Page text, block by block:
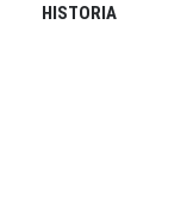
HISTORIA